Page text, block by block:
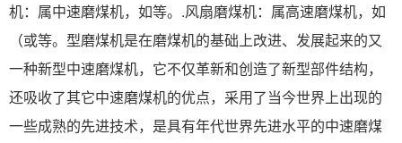
机：属中速磨煤机，如等。.风扇磨煤机：属高速磨煤机，如
（或等。型磨煤机是在磨煤机的基础上改进、发展起来的又
一种新型中速磨煤机，它不仅革新和创造了新型部件结构，
还吸收了其它中速磨煤机的优点，采用了当今世界上出现的
一些成熟的先进技术，是具有年代世界先进水平的中速磨煤